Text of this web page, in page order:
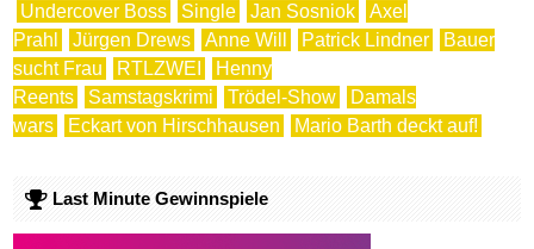
Undercover Boss Single Jan Sosniok
Axel
Prahl
Jürgen Drews Anne Will Patrick Lindner
Bauer
sucht Frau
RTLZWEI
Henny
Reents
Samstagskrimi Trödel-Show
Damals
wars
Eckart von Hirschhausen Mario Barth deckt auf!
Last Minute Gewinnspiele